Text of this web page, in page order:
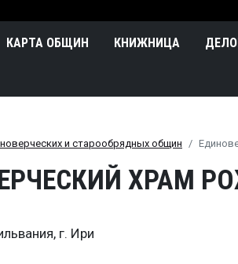
КАРТА ОБЩИН КНИЖНИЦА
и старообрядных общин
ХРАМ
г. Ири